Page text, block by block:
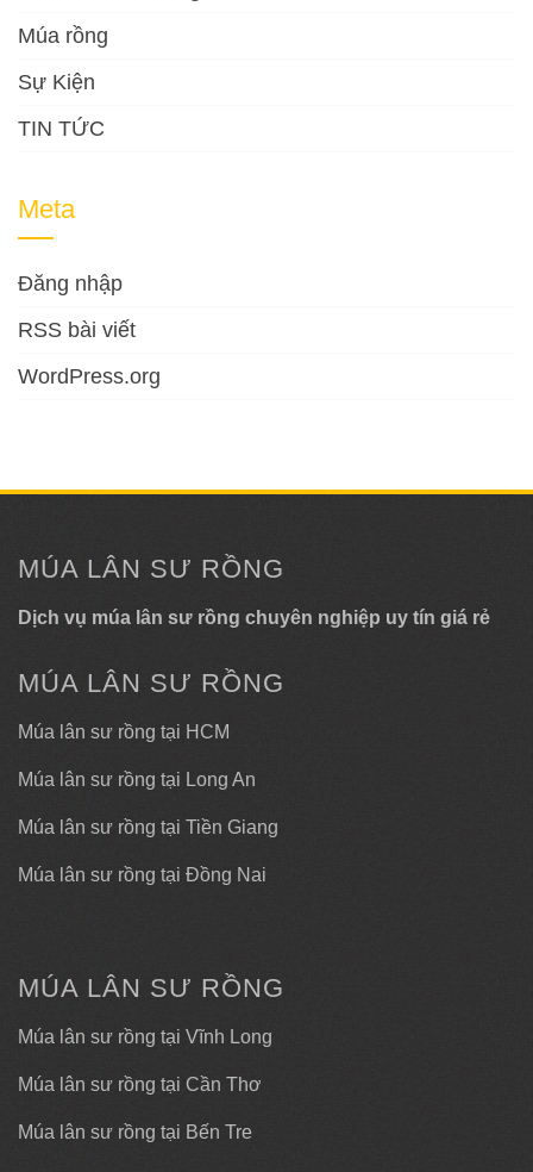
Múa rồng
Sự Kiện
TIN TỨC
Meta
Đăng nhập
RSS bài viết
WordPress.org
MÚA LÂN SƯ RỒNG
Dịch vụ múa lân sư rồng chuyên nghiệp uy tín giá rẻ
MÚA LÂN SƯ RỒNG
Múa lân sư rồng tại HCM
Múa lân sư rồng tại Long An
Múa lân sư rồng tại Tiền Giang
Múa lân sư rồng tại Đồng Nai
MÚA LÂN SƯ RỒNG
Múa lân sư rồng tại Vĩnh Long
Múa lân sư rồng tại Cần Thơ
Múa lân sư rồng tại Bến Tre